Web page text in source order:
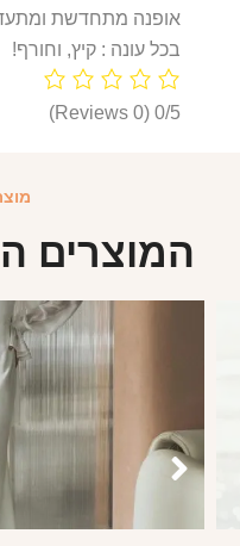
אופנה מתחדשת
בכל עונה : קיץ, וחורף!
0/5
(0 Reviews)
המוצרים